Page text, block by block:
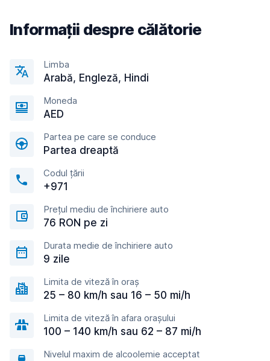
Informații despre călătorie
Limba
Arabă, Engleză, Hindi
Moneda
AED
Partea pe care se conduce
Partea dreaptă
Codul țării
+971
Prețul mediu de închiriere auto
76 RON pe zi
Durata medie de închiriere auto
9 zile
Limita de viteză în oraș
25 – 80 km/h sau 16 – 50 mi/h
Limita de viteză în afara orașului
100 – 140 km/h sau 62 – 87 mi/h
Nivelul maxim de alcoolemie acceptat